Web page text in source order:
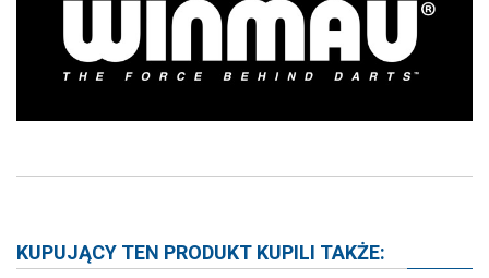
KUPUJĄCY TEN PRODUKT KUPILI TAKŻE: